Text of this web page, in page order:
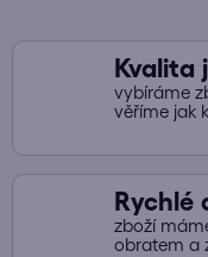
Kvalita
vybíráme
věříme jak
Rychlé
zboží
obratem a